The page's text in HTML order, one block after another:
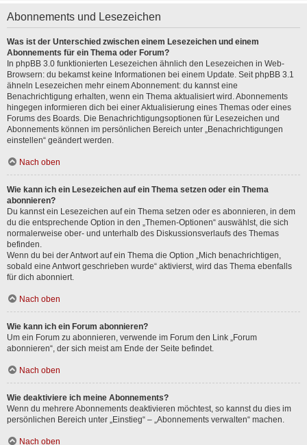
Abonnements und Lesezeichen
Was ist der Unterschied zwischen einem Lesezeichen und einem
Abonnements für ein Thema oder Forum?
In phpBB 3.0 funktionierten Lesezeichen ähnlich den Lesezeichen in Web-
Browsern: du bekamst keine Informationen bei einem Update. Seit phpBB 3.1
ähneln Lesezeichen mehr einem Abonnement: du kannst eine
Benachrichtigung erhalten, wenn ein Thema aktualisiert wird. Abonnements
hingegen informieren dich bei einer Aktualisierung eines Themas oder eines
Forums des Boards. Die Benachrichtigungsoptionen für Lesezeichen und
Abonnements können im persönlichen Bereich unter „Benachrichtigungen
einstellen“ geändert werden.
Nach oben
Wie kann ich ein Lesezeichen auf ein Thema setzen oder ein Thema
abonnieren?
Du kannst ein Lesezeichen auf ein Thema setzen oder es abonnieren, in dem
du die entsprechende Option in den „Themen-Optionen“ auswählst, die sich
normalerweise ober- und unterhalb des Diskussionsverlaufs des Themas
befinden.
Wenn du bei der Antwort auf ein Thema die Option „Mich benachrichtigen,
sobald eine Antwort geschrieben wurde“ aktivierst, wird das Thema ebenfalls
für dich abonniert.
Nach oben
Wie kann ich ein Forum abonnieren?
Um ein Forum zu abonnieren, verwende im Forum den Link „Forum
abonnieren“, der sich meist am Ende der Seite befindet.
Nach oben
Wie deaktiviere ich meine Abonnements?
Wenn du mehrere Abonnements deaktivieren möchtest, so kannst du dies im
persönlichen Bereich unter „Einstieg“ – „Abonnements verwalten“ machen.
Nach oben